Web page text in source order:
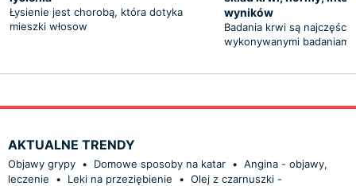
Łysienie jest chorobą, która dotyka
mieszki włosow
wyników
Badania krwi są
wykonywanymi badaniami
AKTUALNE TRENDY
Objawy grypy • Domowe sposoby na katar • Angina - objawy,
leczenie
• Leki na przeziębienie • Olej z czarnuszki -